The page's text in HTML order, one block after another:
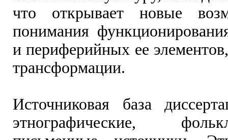
что открывает новые
понимания
и периферийных ее
трансформации.
Источниковая база
этнографические,